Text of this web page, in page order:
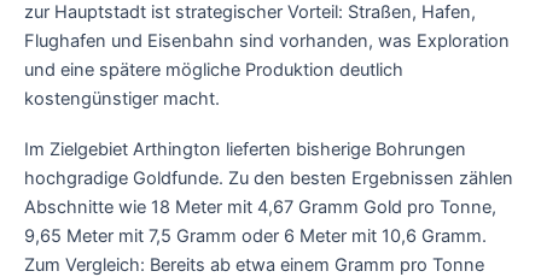
zur Hauptstadt ist strategischer Vorteil: Straßen, Hafen,
Flughafen und Eisenbahn sind vorhanden, was Exploration
und eine spätere mögliche Produktion deutlich
kostengünstiger macht.
Im Zielgebiet Arthington lieferten bisherige Bohrungen
hochgradige Goldfunde. Zu den besten Ergebnissen zählen
Abschnitte wie 18 Meter mit 4,67 Gramm Gold pro Tonne,
9,65 Meter mit 7,5 Gramm oder 6 Meter mit 10,6 Gramm.
Zum Vergleich: Bereits ab etwa einem Gramm pro Tonne